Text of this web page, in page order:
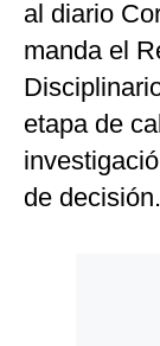
al diario
manda el
etapa de
de decisión.